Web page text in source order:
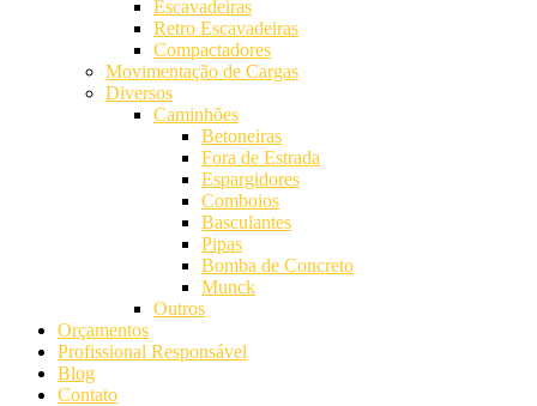
Escavadeiras
Retro Escavadeiras
Compactadores
Movimentação de Cargas
Diversos
Caminhões
Betoneiras
Fora de Estrada
Espargidores
Comboios
Basculantes
Pipas
Bomba de Concreto
Munck
Outros
Orçamentos
Profissional Responsável
Blog
Contato